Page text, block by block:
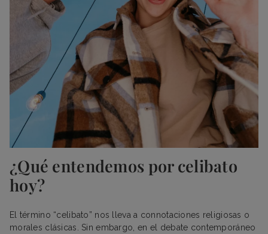
¿Qué entendemos por celibato
hoy?
El término “celibato” nos lleva a connotaciones religiosas o
morales clásicas. Sin embargo, en el debate contemporáneo